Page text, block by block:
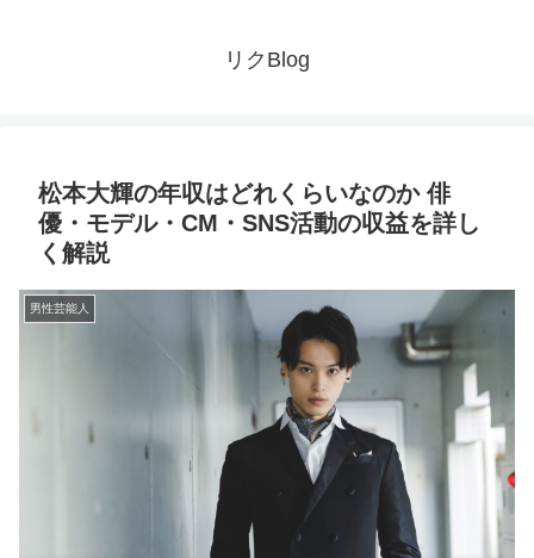
リクBlog
松本大輝の年収はどれくらいなのか 俳
優・モデル・CM・SNS活動の収益を詳し
く解説
男性芸能人